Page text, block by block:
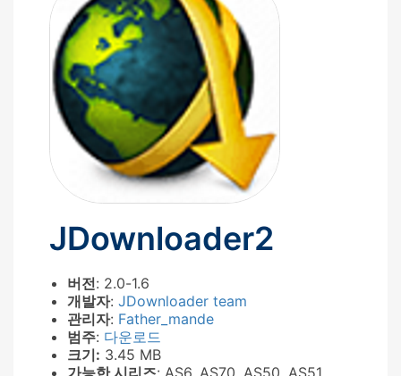
JDownloader2
버전: 2.0-1.6
개발자: JDownloader team
관리자: Father_mande
범주: 다운로드
크기: 3.45 MB
가능한 시리즈: AS6, AS70, AS50, AS51,